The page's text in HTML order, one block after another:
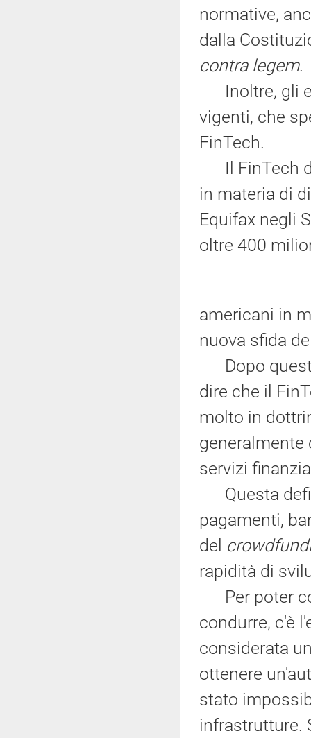
normative,
dalla
contra legem.
Inoltre, gli
vigenti, che
FinTech.
Il FinTech
in materia di
Equifax negli
oltre 400
americani in
nuova sfida
Dopo
dire che il
molto in
servizi
Questa
pagamenti,
del
rapidità di
Per poter
condurre, c'è
considerata
ottenere
stato
infrastrutture.